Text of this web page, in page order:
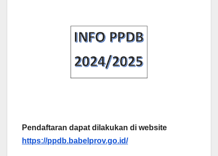
Pendaftaran dapat dilakukan di website
https://ppdb.babelprov.go.id/